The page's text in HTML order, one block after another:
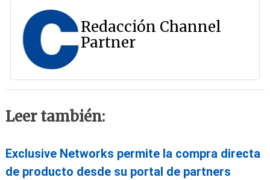
Redacción Channel
Partner
Leer también:
Exclusive Networks permite la compra directa
de producto desde su portal de partners